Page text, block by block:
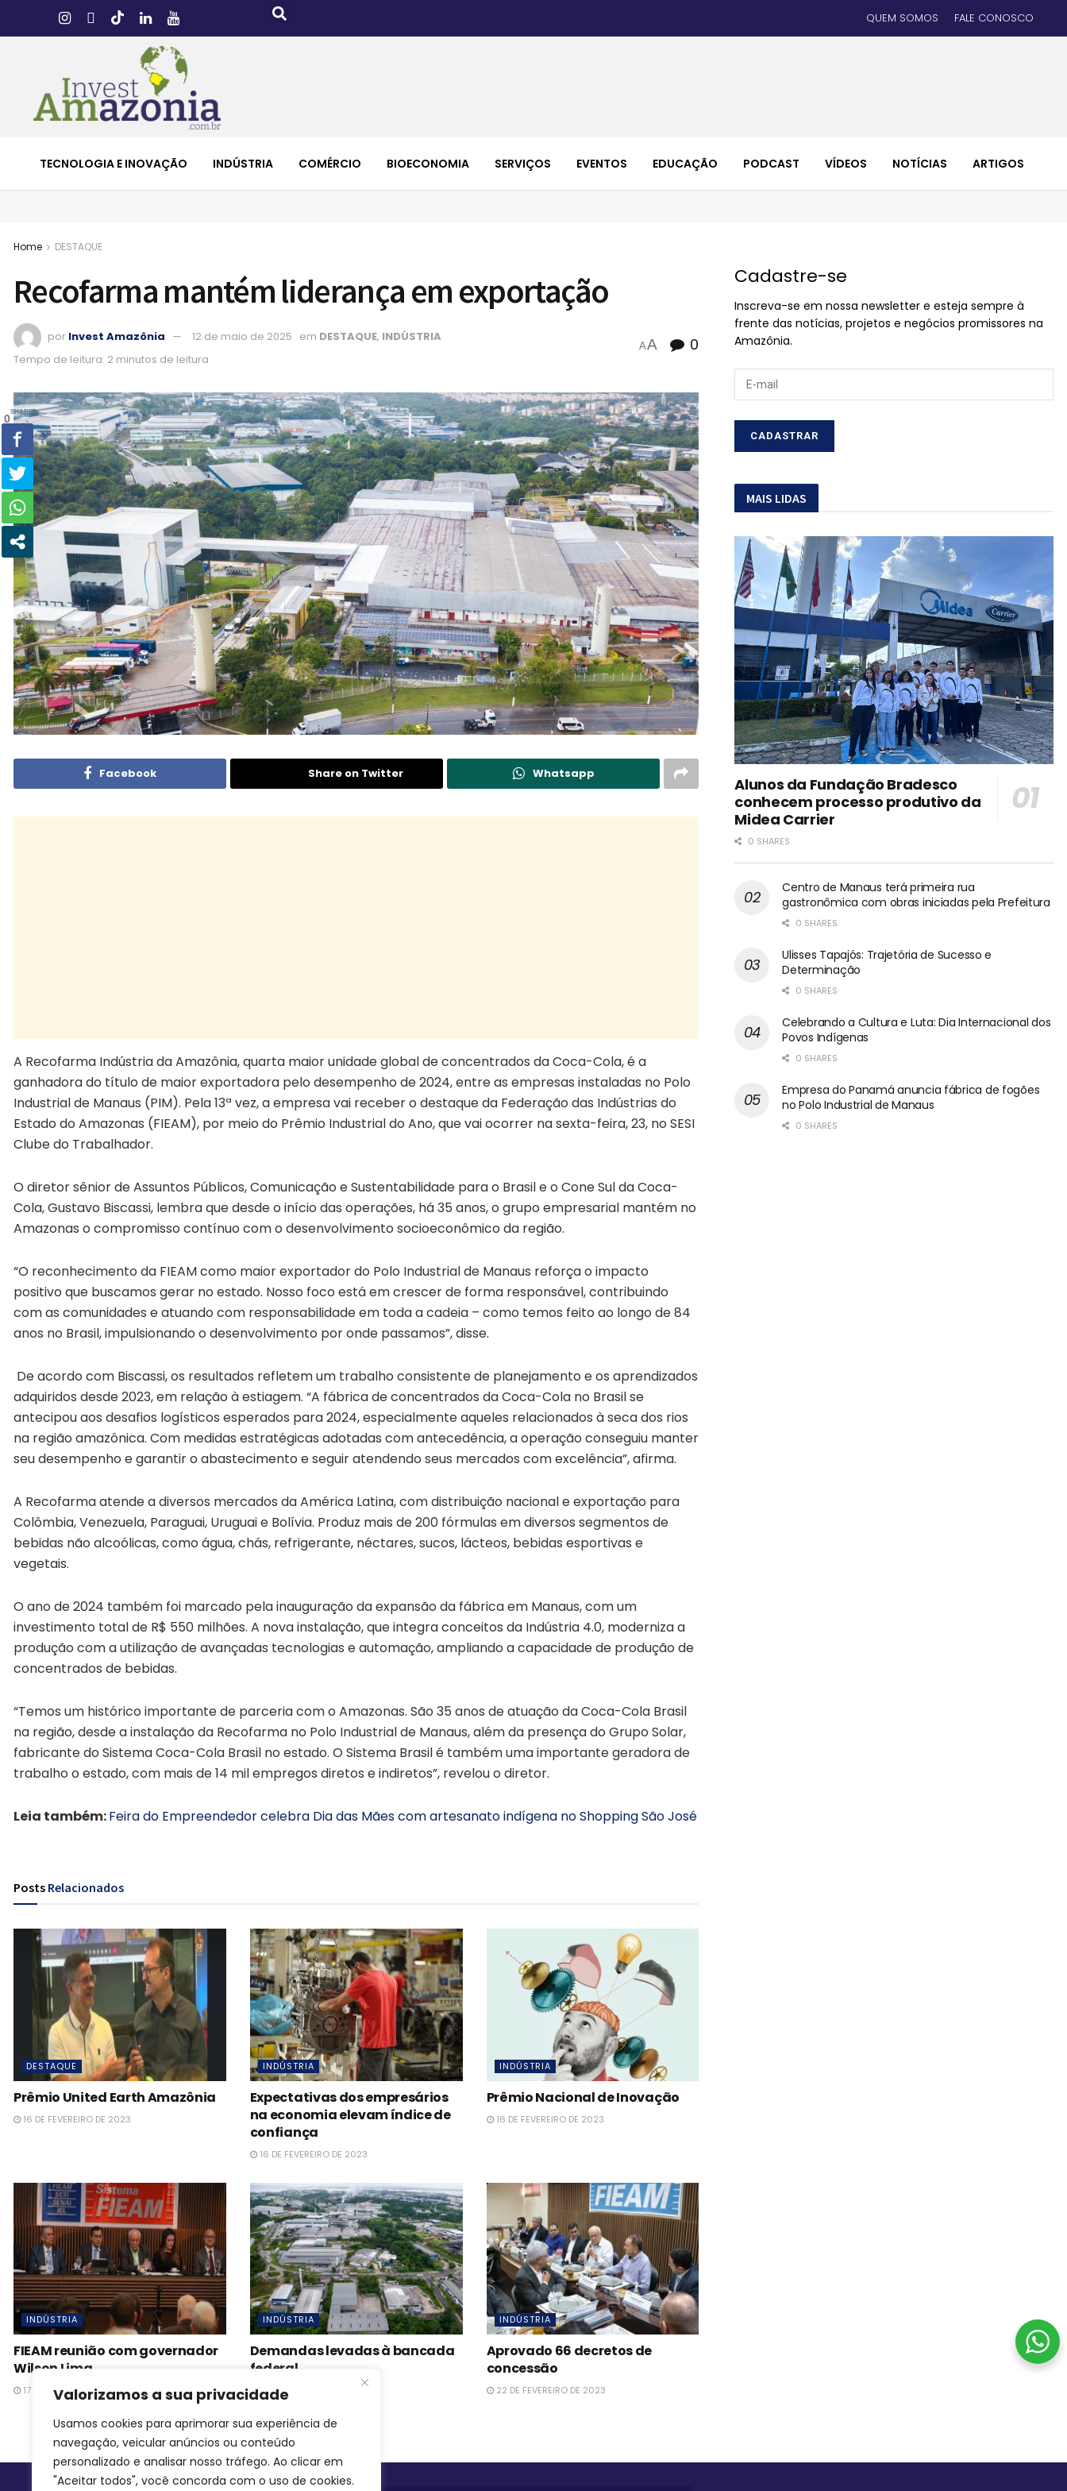
Valorizamos a sua privacidade
Usamos cookies para aprimorar sua experiência de
navegação, veicular anúncios ou conteúdo
personalizado e analisar nosso tráfego. Ao clicar em
"Aceitar todos", você concorda com o uso de cookies.
QUEM SOMOS FALE CONOSCO
TECNOLOGIA E INOVAÇÃO INDÚSTRIA COMÉRCIO BIOECONOMIA SERVIÇOS EVENTOS EDUCAÇÃO PODCAST VÍDEOS NOTÍCIAS ARTIGOS
Home DESTAQUE
Recofarma mantém liderança em exportação
por Invest Amazônia 12 de maio de 2025 em DESTAQUE, INDÚSTRIA
Tempo de leitura: 2 minutos de leitura
AA 0
Facebook Share on Twitter Whatsapp
A Recofarma Indústria da Amazônia, quarta maior unidade global de concentrados da Coca-Cola, é a
ganhadora do título de maior exportadora pelo desempenho de 2024, entre as empresas instaladas no Polo
Industrial de Manaus (PIM). Pela 13ª vez, a empresa vai receber o destaque da Federação das Indústrias do
Estado do Amazonas (FIEAM), por meio do Prêmio Industrial do Ano, que vai ocorrer na sexta-feira, 23, no SESI
Clube do Trabalhador.
O diretor sênior de Assuntos Públicos, Comunicação e Sustentabilidade para o Brasil e o Cone Sul da Coca-
Cola, Gustavo Biscassi, lembra que desde o início das operações, há 35 anos, o grupo empresarial mantém no
Amazonas o compromisso contínuo com o desenvolvimento socioeconômico da região.
“O reconhecimento da FIEAM como maior exportador do Polo Industrial de Manaus reforça o impacto
positivo que buscamos gerar no estado. Nosso foco está em crescer de forma responsável, contribuindo
com as comunidades e atuando com responsabilidade em toda a cadeia – como temos feito ao longo de 84
anos no Brasil, impulsionando o desenvolvimento por onde passamos”, disse.
De acordo com Biscassi, os resultados refletem um trabalho consistente de planejamento e os aprendizados
adquiridos desde 2023, em relação à estiagem. “A fábrica de concentrados da Coca-Cola no Brasil se
antecipou aos desafios logísticos esperados para 2024, especialmente aqueles relacionados à seca dos rios
na região amazônica. Com medidas estratégicas adotadas com antecedência, a operação conseguiu manter
seu desempenho e garantir o abastecimento e seguir atendendo seus mercados com excelência”, afirma.
A Recofarma atende a diversos mercados da América Latina, com distribuição nacional e exportação para
Colômbia, Venezuela, Paraguai, Uruguai e Bolívia. Produz mais de 200 fórmulas em diversos segmentos de
bebidas não alcoólicas, como água, chás, refrigerante, néctares, sucos, lácteos, bebidas esportivas e
vegetais.
O ano de 2024 também foi marcado pela inauguração da expansão da fábrica em Manaus, com um
investimento total de R$ 550 milhões. A nova instalação, que integra conceitos da Indústria 4.0, moderniza a
produção com a utilização de avançadas tecnologias e automação, ampliando a capacidade de produção de
concentrados de bebidas.
“Temos um histórico importante de parceria com o Amazonas. São 35 anos de atuação da Coca-Cola Brasil
na região, desde a instalação da Recofarma no Polo Industrial de Manaus, além da presença do Grupo Solar,
fabricante do Sistema Coca-Cola Brasil no estado. O Sistema Brasil é também uma importante geradora de
trabalho o estado, com mais de 14 mil empregos diretos e indiretos”, revelou o diretor.
Leia também:Feira do Empreendedor celebra Dia das Mães com artesanato indígena no Shopping São José
Posts Relacionados
DESTAQUE
Prêmio United Earth Amazônia
16 DE FEVEREIRO DE 2023
INDÚSTRIA
Expectativas dos empresários
na economia elevam índice de
confiança
16 DE FEVEREIRO DE 2023
INDÚSTRIA
Prêmio Nacional de Inovação
16 DE FEVEREIRO DE 2023
INDÚSTRIA
FIEAM reunião com governador
Wilson Lima
17 DE FEVEREIRO DE 2023
INDÚSTRIA
Demandas levadas à bancada
federal
17 DE FEVEREIRO DE 2023
INDÚSTRIA
Aprovado 66 decretos de
concessão
22 DE FEVEREIRO DE 2023
Cadastre-se
Inscreva-se em nossa newsletter e esteja sempre à
frente das notícias, projetos e negócios promissores na
Amazônia.
MAIS LIDAS
Alunos da Fundação Bradesco
conhecem processo produtivo da
Midea Carrier
0 SHARES
Centro de Manaus terá primeira rua
gastronômica com obras iniciadas pela Prefeitura
0 SHARES
Ulisses Tapajós: Trajetória de Sucesso e
Determinação
0 SHARES
Celebrando a Cultura e Luta: Dia Internacional dos
Povos Indígenas
0 SHARES
Empresa do Panamá anuncia fábrica de fogões
no Polo Industrial de Manaus
0 SHARES
0
SHARES